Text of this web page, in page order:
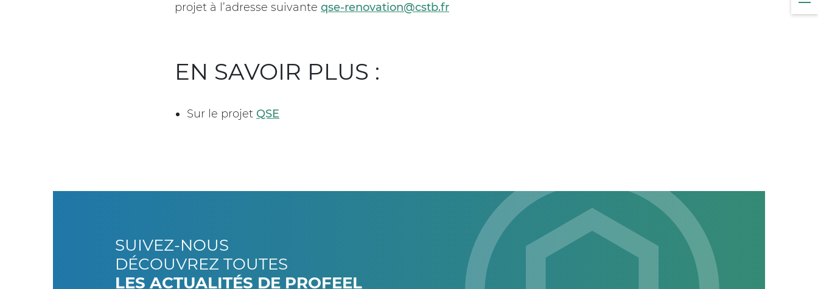
projet à l’adresse suivante qse-renovation@cstb.fr
EN SAVOIR PLUS :
Sur le projet QSE
SUIVEZ-NOUS
DÉCOUVREZ TOUTES
LES ACTUALITÉS DE PROFEEL